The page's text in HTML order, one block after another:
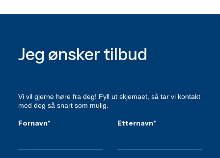
Jeg ønsker tilbud
Vi vil gjerne høre fra deg! Fyll ut skjemaet, så tar vi kontakt
med deg så snart som mulig.
Fornavn* Etternavn*